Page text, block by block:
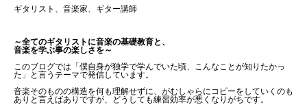
ギタリスト、音楽家、ギター講師
～全てのギタリストに音楽の基礎教育と、
音楽を学ぶ事の楽しさを～
このブログでは「僕自身が独学で学んでいた頃、こんなことが知りたかっ
た」と言うテーマで発信しています。
音楽そのものの構造を何も理解せずに、がむしゃらにコピーをしていくのも
ありと言えばありですが、どうしても練習効率が悪くなりがちです。